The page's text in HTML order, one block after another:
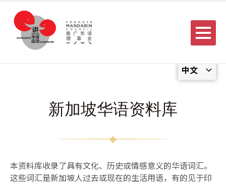
中文
Menu
新加坡华语资料库
本资料库收录了具有文化、历史或情感意义的华语词汇。
这些词汇是新加坡人过去或现在的生活用语，有的见于印